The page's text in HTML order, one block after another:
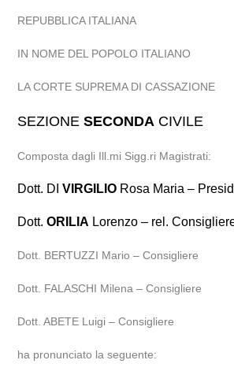
REPUBBLICA ITALIANA
IN NOME DEL POPOLO ITALIANO
LA CORTE SUPREMA DI CASSAZIONE
SEZIONESECONDA CIVILE
Composta dagli Ill.mi Sigg.ri Magistrati:
Dott. DIVIRGILIO Rosa Maria –
Dott.ORILIA Lorenzo – rel.
Dott. BERTUZZI Mario – Consigliere
Dott. FALASCHI Milena – Consigliere
Dott. ABETE Luigi – Consigliere
ha pronunciato la seguente: